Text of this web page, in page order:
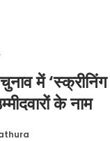
में
के नाम